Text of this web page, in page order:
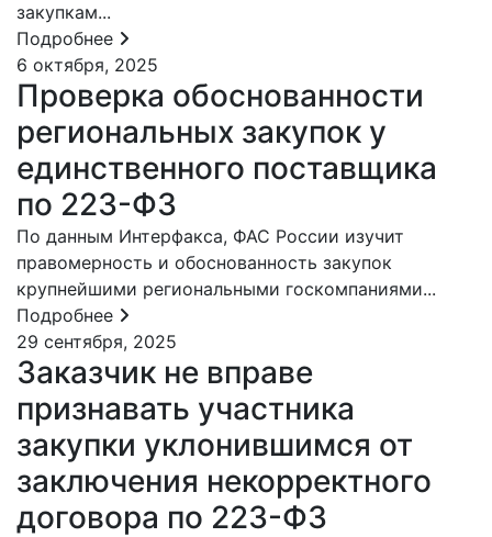
закупкам...
Подробнее
6 октября, 2025
Проверка обоснованности
региональных закупок у
единственного поставщика
по 223-ФЗ
По данным Интерфакса, ФАС России изучит
правомерность и обоснованность закупок
крупнейшими региональными госкомпаниями...
Подробнее
29 сентября, 2025
Заказчик не вправе
признавать участника
закупки уклонившимся от
заключения некорректного
договора по 223-ФЗ